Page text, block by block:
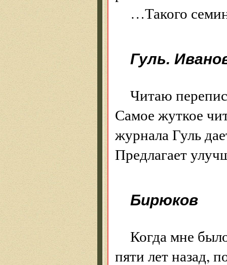
…Такого
Гуль.
Читаю
Самое жуткое
журнала Гуль
Предлагает
Бирюков
Когда мне
пяти лет назад,